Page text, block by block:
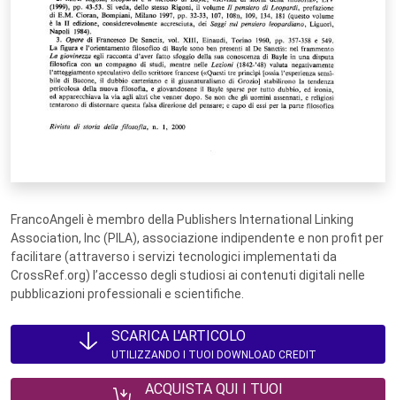
FrancoAngeli è membro della Publishers International Linking
Association, Inc (PILA), associazione indipendente e non profit per
facilitare (attraverso i servizi tecnologici implementati da
CrossRef.org) l’accesso degli studiosi ai contenuti digitali nelle
pubblicazioni professionali e scientifiche.
SCARICA L'ARTICOLO
UTILIZZANDO I TUOI DOWNLOAD CREDIT
ACQUISTA QUI I TUOI